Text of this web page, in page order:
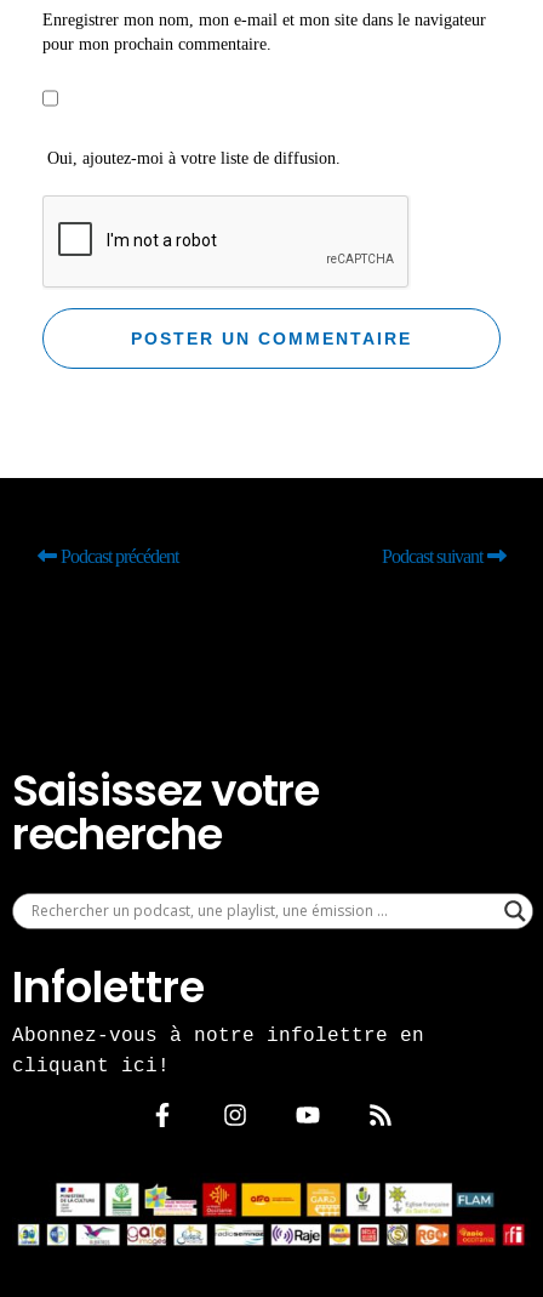
Enregistrer mon nom, mon e-mail et mon site dans le navigateur
pour mon prochain commentaire.
Oui, ajoutez-moi à votre liste de diffusion.
Podcast précédent Podcast suivant
Saisissez votre
recherche
Infolettre
Abonnez-vous à notre infolettre en
cliquant ici!